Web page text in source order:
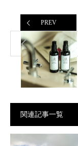
PREV
関連記事一覧